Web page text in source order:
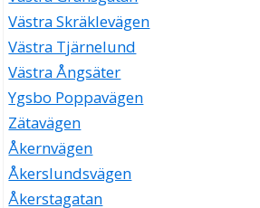
Västra Skräklevägen
Västra Tjärnelund
Västra Ångsäter
Ygsbo Poppavägen
Zätavägen
Åkernvägen
Åkerslundsvägen
Åkerstagatan